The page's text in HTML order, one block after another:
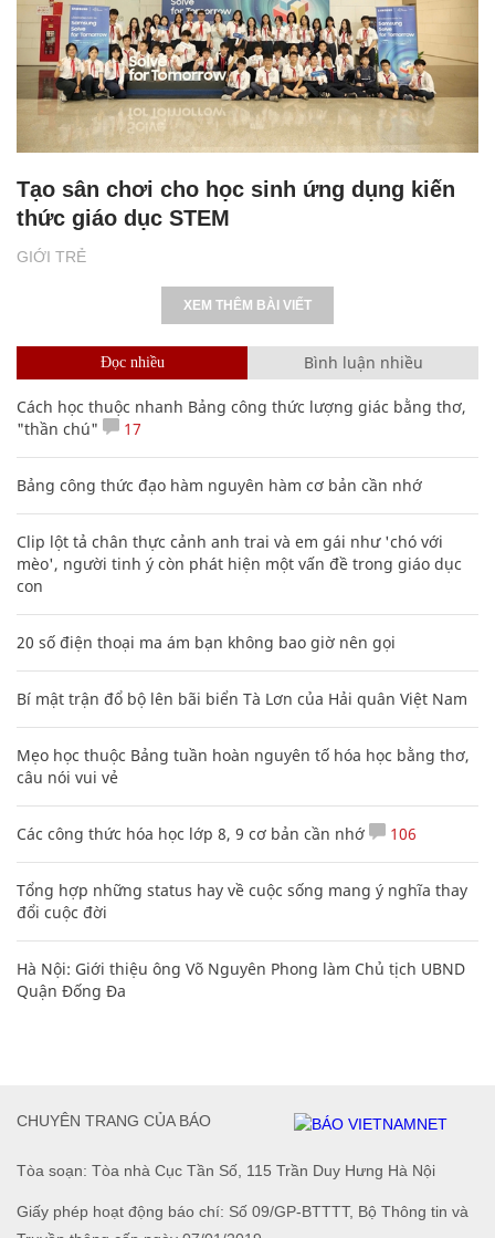
GIỚI TRẺ
Tạo sân chơi cho học sinh ứng dụng kiến
thức giáo dục STEM
XEM THÊM BÀI VIẾT
Đọc nhiều Bình luận nhiều
Cách học thuộc nhanh Bảng công thức lượng giác bằng thơ,
"thần chú"
17
Bảng công thức đạo hàm nguyên hàm cơ bản cần nhớ
Clip lột tả chân thực cảnh anh trai và em gái như 'chó với
mèo', người tinh ý còn phát hiện một vấn đề trong giáo dục
con
20 số điện thoại ma ám bạn không bao giờ nên gọi
Bí mật trận đổ bộ lên bãi biển Tà Lơn của Hải quân Việt Nam
Mẹo học thuộc Bảng tuần hoàn nguyên tố hóa học bằng thơ,
câu nói vui vẻ
Các công thức hóa học lớp 8, 9 cơ bản cần nhớ 106
Tổng hợp những status hay về cuộc sống mang ý nghĩa thay
đổi cuộc đời
Hà Nội: Giới thiệu ông Võ Nguyên Phong làm Chủ tịch UBND
Quận Đống Đa
Tòa soạn: Tòa nhà Cục Tần Số, 115 Trần Duy Hưng Hà Nội
Giấy phép hoạt động báo chí: Số 09/GP-BTTTT, Bộ Thông tin và
CHUYÊN TRANG CỦA BÁO